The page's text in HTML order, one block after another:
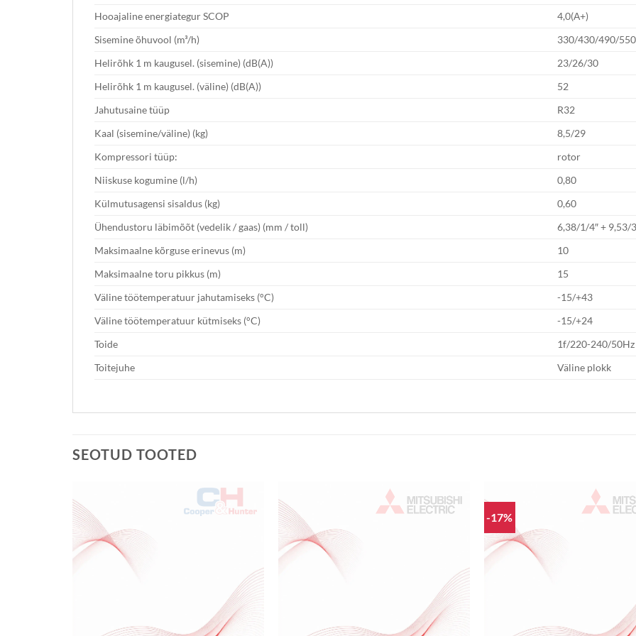
Hooajaline energiategur SCOP
4,0(А+)
Sisemine õhuvool (m³/h)
330/430/490/550
Helirõhk 1 m kaugusel. (sisemine) (dB(A))
23/26/30
Helirõhk 1 m kaugusel. (väline) (dB(A))
52
Jahutusaine tüüp
R32
Kaal (sisemine/väline) (kg)
8,5/29
Kompressori tüüp:
rotor
Niiskuse kogumine (l/h)
0,80
Külmutusagensi sisaldus (kg)
0,60
Ühendustoru läbimõõt (vedelik / gaas) (mm / toll)
6,38/1/4″ + 9,53/
Maksimaalne kõrguse erinevus (m)
10
Maksimaalne toru pikkus (m)
15
Väline töötemperatuur jahutamiseks (°C)
-15/+43
Väline töötemperatuur kütmiseks (°C)
-15/+24
Toide
1f/220-240/50Hz
Toitejuhe
Väline plokk
SEOTUD TOOTED
-17%